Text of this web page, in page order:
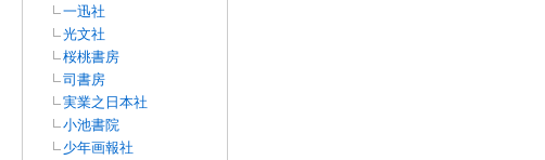
一迅社
光文社
桜桃書房
司書房
実業之日本社
小池書院
少年画報社